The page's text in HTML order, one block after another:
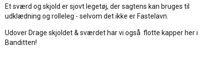
Et sværd og skjold er sjovt legetøj, der sagtens kan bruges til
udklædning og rolleleg - selvom det ikke er Fastelavn.
Udover Drage skjoldet & sværdet har vi også flotte kapper her i
Banditten!